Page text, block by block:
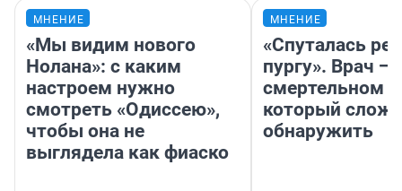
МНЕНИЕ
«Мы видим нового
Нолана»: с каким
настроем нужно
смотреть «Одиссею»,
чтобы она не
выглядела как фиаско
МНЕНИЕ
«Спуталась
пургу». Врач —
смертельном
который
обнаружить